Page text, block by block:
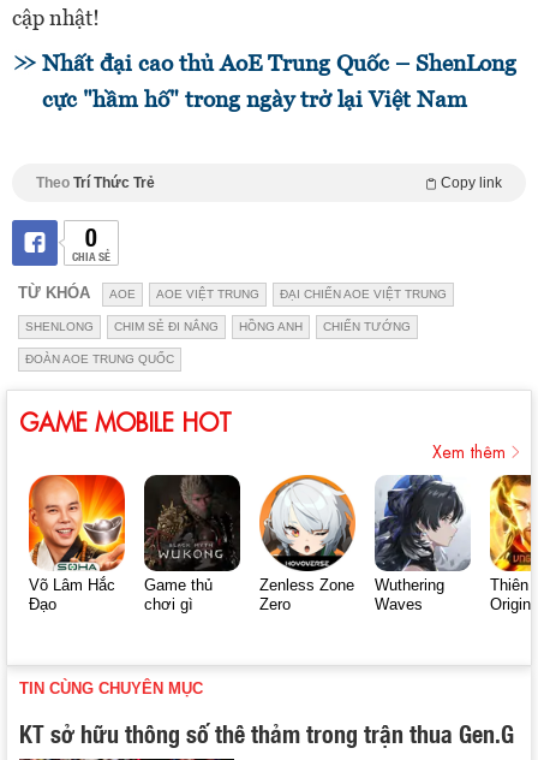
cập nhật!
Nhất đại cao thủ AoE Trung Quốc – ShenLong
cực "hầm hố" trong ngày trở lại Việt Nam
Theo Trí Thức Trẻ Copy link
0
CHIA SẺ
TỪ KHÓA AOE AOE VIỆT TRUNG ĐẠI CHIẾN AOE VIỆT TRUNG
SHENLONG CHIM SẺ ĐI NẮNG HỒNG ANH CHIẾN TƯỚNG
ĐOÀN AOE TRUNG QUỐC
GAME MOBILE HOT
Xem thêm
Võ Lâm Hắc
Đạo
Game thủ
chơi gì
Zenless Zone
Zero
Wuthering
Waves
Thiên
Origin
TIN CÙNG CHUYÊN MỤC
KT sở hữu thông số thê thảm trong trận thua Gen.G